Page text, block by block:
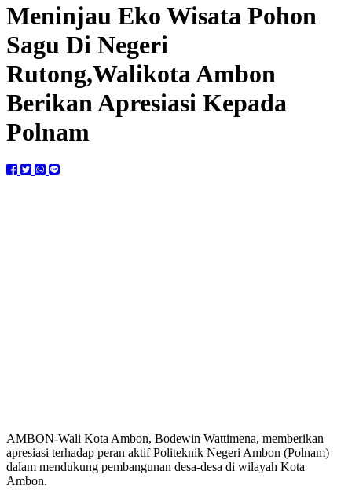
Meninjau Eko Wisata Pohon
Sagu Di Negeri
Rutong,Walikota Ambon
Berikan Apresiasi Kepada
Polnam
AMBON-Wali Kota Ambon, Bodewin Wattimena, memberikan
apresiasi terhadap peran aktif Politeknik Negeri Ambon (Polnam)
dalam mendukung pembangunan desa-desa di wilayah Kota
Ambon.